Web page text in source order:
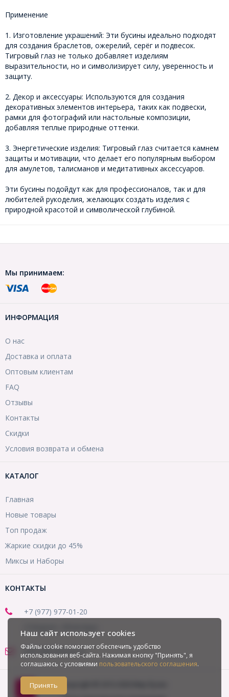
Применение
1. Изготовление украшений: Эти бусины идеально подходят
для создания браслетов, ожерелий, серёг и подвесок.
Тигровый глаз не только добавляет изделиям
выразительности, но и символизирует силу, уверенность и
защиту.
2. Декор и аксессуары: Используются для создания
декоративных элементов интерьера, таких как подвески,
рамки для фотографий или настольные композиции,
добавляя теплые природные оттенки.
3. Энергетические изделия: Тигровый глаз считается камнем
защиты и мотивации, что делает его популярным выбором
для амулетов, талисманов и медитативных аксессуаров.
Эти бусины подойдут как для профессионалов, так и для
любителей рукоделия, желающих создать изделия с
природной красотой и символической глубиной.
Мы принимаем:
ИНФОРМАЦИЯ
О нас
Доставка и оплата
Оптовым клиентам
FAQ
Отзывы
Контакты
Скидки
Условия возврата и обмена
КАТАЛОГ
Главная
Новые товары
Топ продаж
Жаркие скидки до 45%
Миксы и Наборы
КОНТАКТЫ
+7 (977) 977-01-20
office@mirbusin.ru
Наш сайт использует cookies
Файлы cookie помогают обеспечить удобство
использования веб-сайта. Нажимая кнопку "Принять", я
соглашаюсь с условиями пользовательского соглашения.
Принять